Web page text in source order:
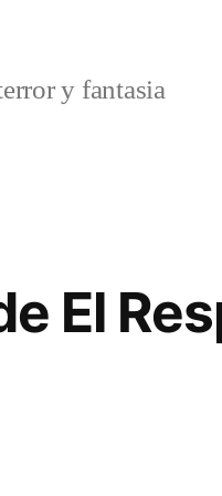
y fantasia
El